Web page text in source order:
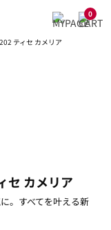
0
ティセ カメリア
セ カメリア
。すべてを叶える新